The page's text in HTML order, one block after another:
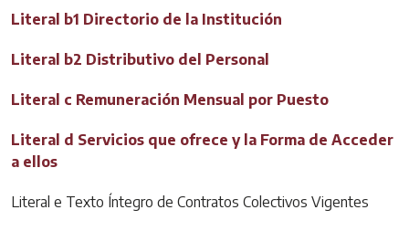
Literal b1 Directorio de la Institución
Literal b2 Distributivo del Personal
Literal c Remuneración Mensual por Puesto
Literal d Servicios que ofrece y la Forma de Acceder
a ellos
Literal e Texto Íntegro de Contratos Colectivos Vigentes